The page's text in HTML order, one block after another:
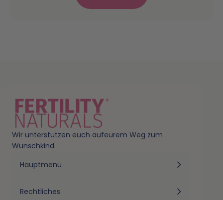
Laborbericht: Schwangerschaft+
Laborbericht:
Wir unterstützen euch aufeurem Weg zum
Wunschkind.
Hauptmenü
Rechtliches